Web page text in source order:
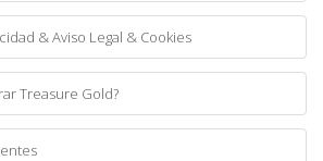
& Aviso Legal & Cookies
Treasure Gold?